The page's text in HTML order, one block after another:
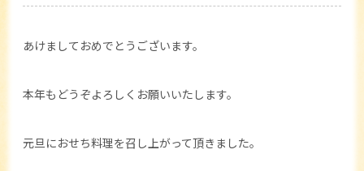
あけましておめでとうございます。
本年もどうぞよろしくお願いいたします。
元旦におせち料理を召し上がって頂きました。